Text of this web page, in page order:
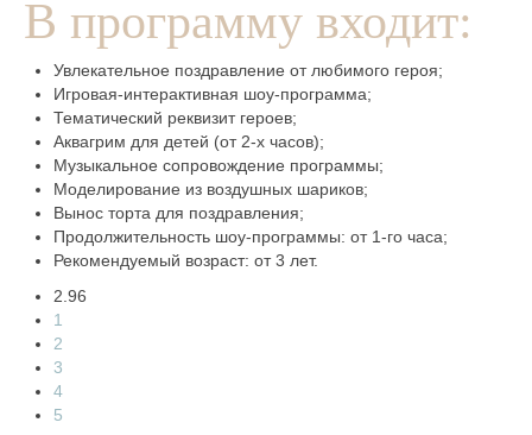
В программу входит:
Увлекательное поздравление от любимого героя;
Игровая-интерактивная шоу-программа;
Тематический реквизит героев;
Аквагрим для детей (от 2-х часов);
Музыкальное сопровождение программы;
Моделирование из воздушных шариков;
Вынос торта для поздравления;
Продолжительность шоу-программы: от 1-го часа;
Рекомендуемый возраст: от 3 лет.
2.96
1
2
3
4
5